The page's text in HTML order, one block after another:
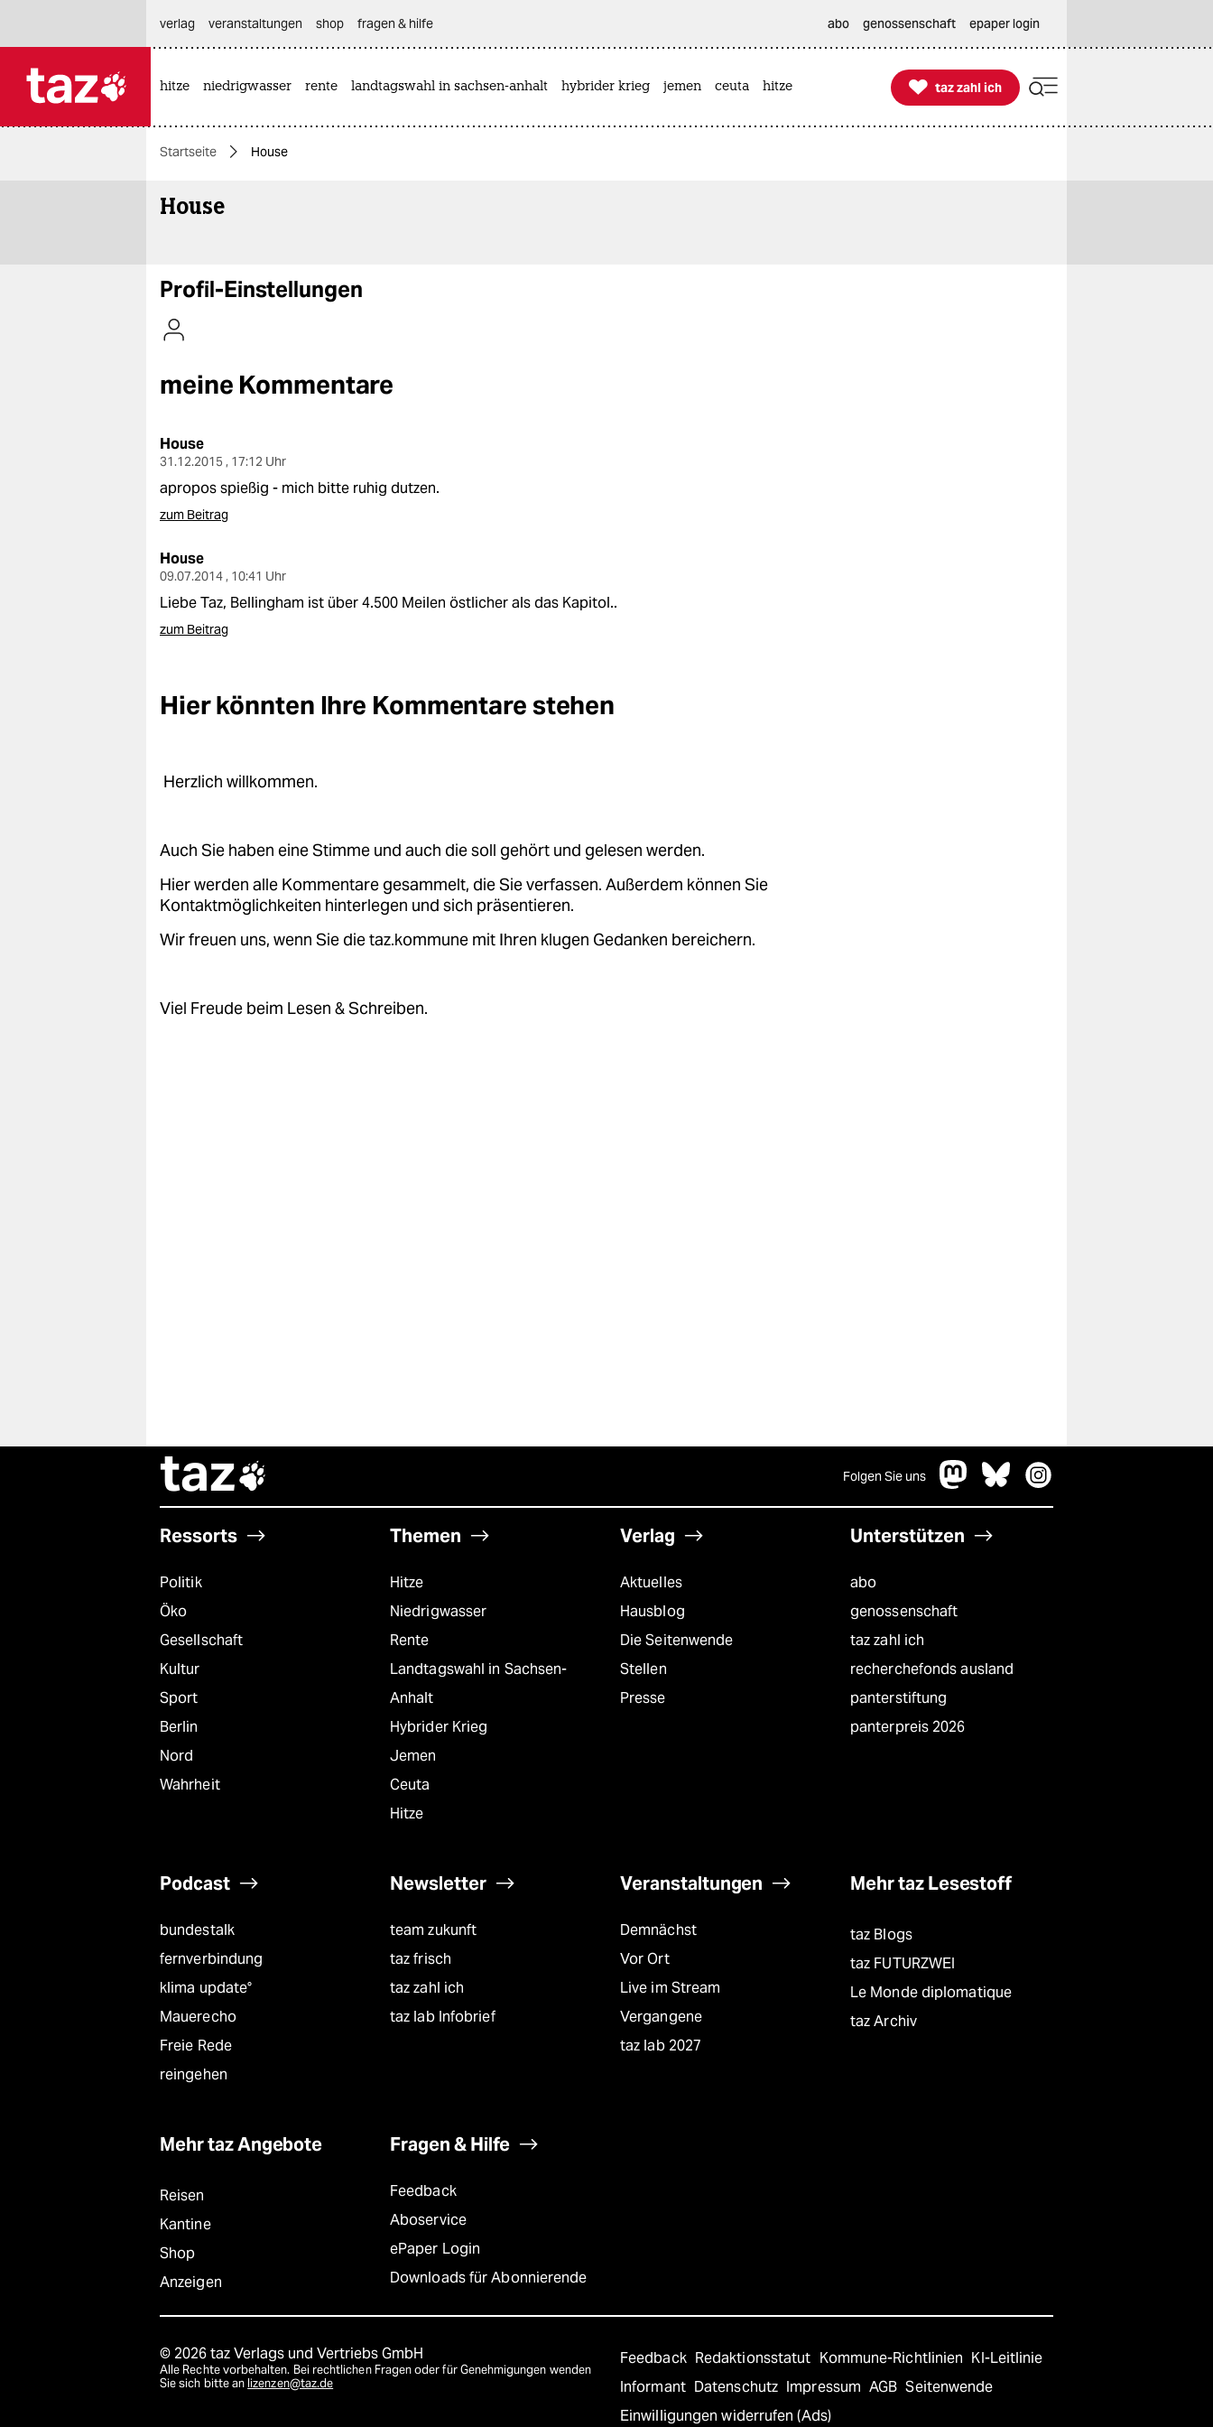
themen
politik
gesellschaft
kultur
nord
wahrheit
verlag
verlag
veranstaltungen
shop
unterstützen
genossenschaft
verlag
veranstaltungen shop fragen & hilfe abo genossenschaft epaper login
hitze niedrigwasser rente landtagswahl in sachsen-anhalt hybrider krieg jemen ceuta hitze 
taz zahl ich
taz zahl ich
Startseite House
House
Profil-Einstellungen
meine Kommentare
House
31.12.2015 , 17:12 Uhr
apropos spießig - mich bitte ruhig dutzen.
zum Beitrag
House
09.07.2014 , 10:41 Uhr
Liebe Taz, Bellingham ist über 4.500 Meilen östlicher als das Kapitol..
zum Beitrag
Hier könnten Ihre Kommentare stehen
Herzlich willkommen.
Auch Sie haben eine Stimme und auch die soll gehört und gelesen werden.
Hier werden alle Kommentare gesammelt, die Sie verfassen. Außerdem können Sie
Kontaktmöglichkeiten hinterlegen und sich präsentieren.
Wir freuen uns, wenn Sie die taz.kommune mit Ihren klugen Gedanken bereichern.
Viel Freude beim Lesen & Schreiben.
taz Folgen Sie uns
Ressorts
Politik
Öko
Gesellschaft
Kultur
Sport
Berlin
Nord
Wahrheit
Themen
Hitze
Niedrigwasser
Rente
Landtagswahl in Sachsen-
Anhalt
Hybrider Krieg
Jemen
Ceuta
Hitze
Verlag
Aktuelles
Hausblog
Die Seitenwende
Stellen
Presse
Unterstützen
abo
genossenschaft
taz zahl ich
recherchefonds ausland
panterstiftung
panterpreis 2026
Podcast
bundestalk
fernverbindung
klima update°
Mauerecho
Freie Rede
reingehen
Newsletter
team zukunft
taz frisch
taz zahl ich
taz lab Infobrief
Veranstaltungen
Demnächst
Vor Ort
Live im Stream
Vergangene
taz lab 2027
Mehr taz Lesestoff
taz Blogs
taz FUTURZWEI
Le Monde diplomatique
taz Archiv
Mehr taz Angebote
Reisen
Kantine
Shop
Anzeigen
Fragen & Hilfe
Feedback
Aboservice
ePaper Login
Downloads für Abonnierende
© 2026 taz Verlags und Vertriebs GmbH
Alle Rechte vorbehalten. Bei rechtlichen Fragen oder für Genehmigungen wenden
Sie sich bitte an lizenzen@taz.de
Feedback Redaktionsstatut Kommune-Richtlinien KI-Leitlinie
Informant Datenschutz Impressum AGB Seitenwende
Einwilligungen widerrufen (Ads)